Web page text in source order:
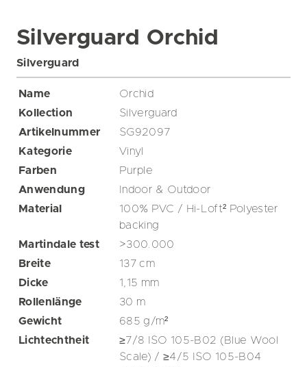
Silverguard Orchid
Silverguard
Name
Orchid
Kollection
Silverguard
Artikelnummer
SG92097
Kategorie
Vinyl
Farben
Purple
Anwendung
Indoor & Outdoor
Material
100% PVC / Hi-Loft² Polyester
backing
Martindale test
>300.000
Breite
137cm
Dicke
1,15 mm
Rollenlänge
30 m
Gewicht
685g/m²
Lichtechtheit
≥7/8 ISO 105-B02 (Blue Wool
Scale) / ≥4/5 ISO 105-B04